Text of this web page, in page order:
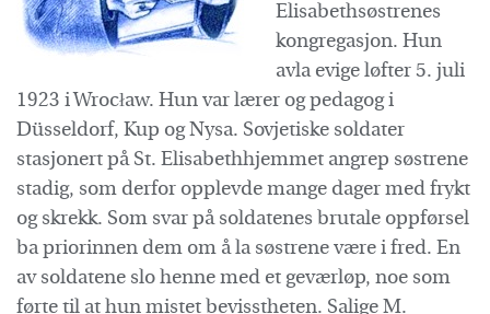
Elisabethsøstrenes
kongregasjon. Hun
avla evige løfter 5. juli
1923 i Wrocław. Hun var lærer og pedagog i
Düsseldorf, Kup og Nysa. Sovjetiske soldater
stasjonert på St. Elisabethhjemmet angrep søstrene
stadig, som derfor opplevde mange dager med frykt
og skrekk. Som svar på soldatenes brutale oppførsel
ba priorinnen dem om å la søstrene være i fred. En
av soldatene slo henne med et geværløp, noe som
førte til at hun mistet bevisstheten. Salige M.